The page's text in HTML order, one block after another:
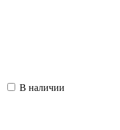
В наличии